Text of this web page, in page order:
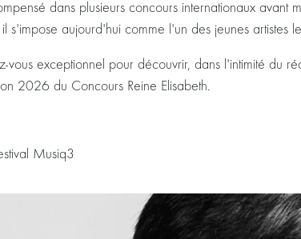
dans plusieurs concours internationaux avant
il s'impose aujourd'hui comme l'un des jeunes artistes
vous exceptionnel pour découvrir, dans l'intimité du
2026 du Concours Reine Elisabeth.
Musiq3